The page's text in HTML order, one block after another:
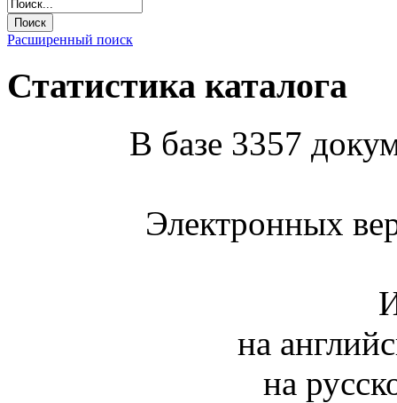
Расширенный поиск
Статистика каталога
В базе 3357
Электронных
на
на